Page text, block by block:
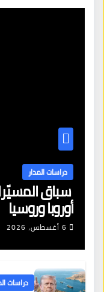
دراسات المدار
سباق
أوروبا وروسيا
6 أغسطس، 2026
دراسات